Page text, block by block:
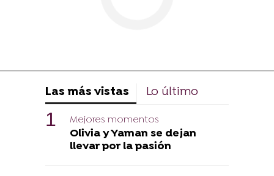
Las más vistas Lo último
Mejores momentos
Olivia y Yaman se dejan
llevar por la pasión